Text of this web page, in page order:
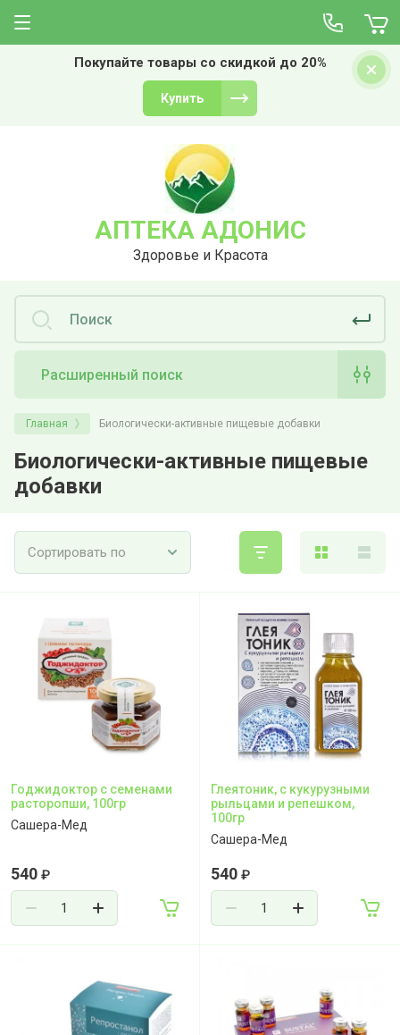
Покупайте товары со скидкой до 20%
Купить
АПТЕКА АДОНИС
Здоровье и Красота
Расширенный поиск
Главная Биологически-активные пищевые добавки
Биологически-активные пищевые
добавки
Сортировать по
Годжидоктор с семенами
расторопши, 100гр
Сашера-Мед
540 ₽
Глеятоник, с кукурузными
рыльцами и репешком,
100гр
Сашера-Мед
540 ₽